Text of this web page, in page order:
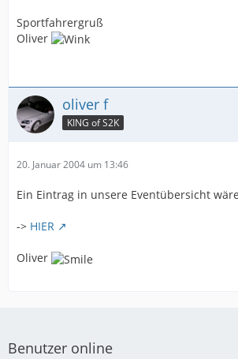
Sportfahrergruß
Oliver
oliver f
KING of S2K
20. Januar 2004 um 13:46
Ein Eintrag in unsere Eventübersicht
-> HIER
Oliver
Benutzer online